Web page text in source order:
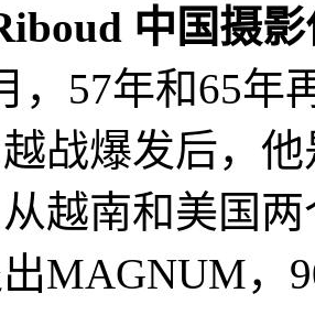
中国摄
，57年和65年
战爆发后，
越南和美国
MAGNUM，